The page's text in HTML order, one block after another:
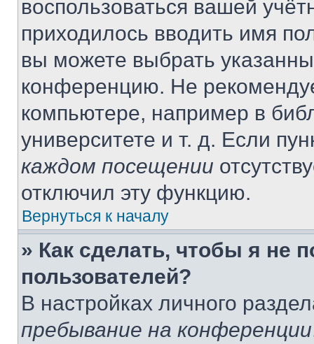
воспользоваться вашей
приходилось вводить имя
вы можете выбрать
конференцию. Не
компьютере, например в
университете и т. д. Если
каждом посещении
отключил эту функцию.
Вернуться к началу
» Как сделать, чтобы я не
пользователей?
В настройках личного
пребывание на конференции